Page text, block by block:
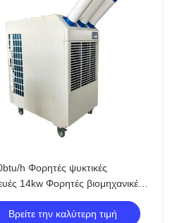
h Φορητές ψυκτικές
14kw Φορητές βιομηχανικές
κλιματισμού
Βρείτε την καλύτερη τιμή